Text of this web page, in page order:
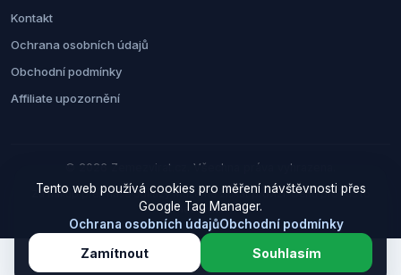
Kontakt
Ochrana osobních údajů
Obchodní podmínky
Affiliate upozornění
© 2026 Zemezvirat.cz. Všechna práva vyhrazena.
Za nákup přes naše odkazy můžeme získat provizi. Cenu pro vás to
neovlivní.
Tento web používá cookies pro měření návštěvnosti přes
Google Tag Manager.
Ochrana osobních údajůObchodní podmínky
Zamítnout Souhlasím